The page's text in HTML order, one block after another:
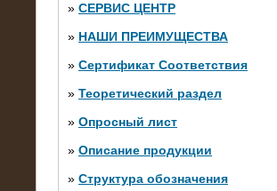
» СЕРВИС ЦЕНТР
» НАШИ ПРЕИМУЩЕСТВА
» Сертификат Соответствия
» Теоретический раздел
» Опросный лист
» Описание продукции
» Структура обозначения
10.10.2014
Нагрузочный комплекс 20 МВт в 2
яруса (напряжение 6-10 кВ)